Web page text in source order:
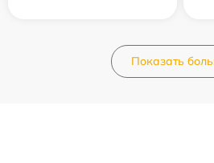
Показать